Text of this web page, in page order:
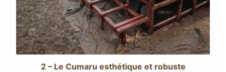
2 – Le Cumaru esthétique et robuste